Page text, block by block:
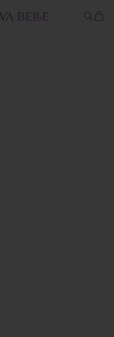
Panier